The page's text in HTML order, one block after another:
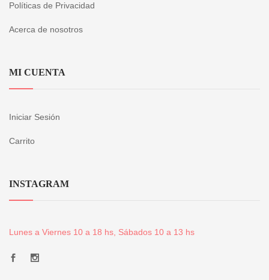
Políticas de Privacidad
Acerca de nosotros
MI CUENTA
Iniciar Sesión
Carrito
INSTAGRAM
Lunes a Viernes 10 a 18 hs, Sábados 10 a 13 hs